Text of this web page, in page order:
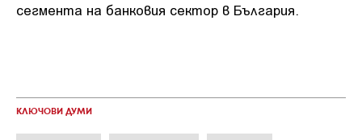
сегмента на банковия сектор в България.
КЛЮЧОВИ ДУМИ